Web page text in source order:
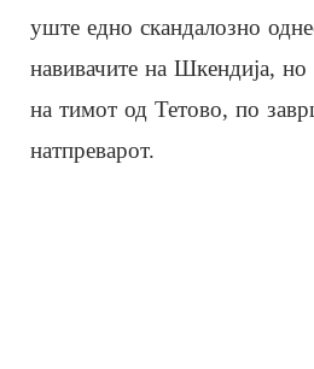
уште едно скандалозно
навивачите на Шкендија,
на тимот од Тетово, по
натпреварот.